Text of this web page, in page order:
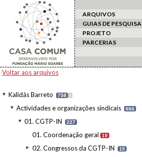
ARQUIVOS
GUIAS DE PESQUISA
PROJETO
PARCERIAS
Voltar aos arquivos
Kalidás Barreto 758 I
Actividades e organizações sindicais 666
01. CGTP-IN 227
01. Coordenação geral 19
02. Congressos da CGTP-IN 15